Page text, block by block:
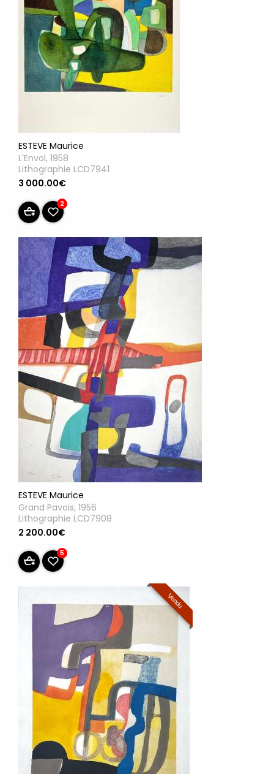
ESTEVE Maurice
L'Envol, 1958
Lithographie LCD7941
3 000.00€
2
ESTEVE Maurice
Grand Pavois, 1956
Lithographie LCD7908
2 200.00€
5
Vendu